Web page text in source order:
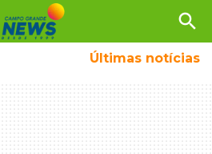
search
Últimas notícias